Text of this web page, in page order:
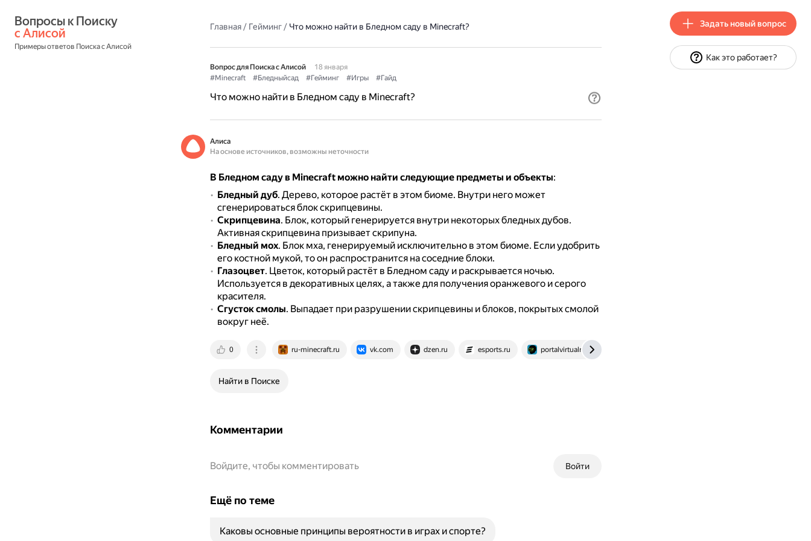
с Алисой
Примеры ответов Поиска с Алисой
Главная/ Гейминг/ Что можно найти в Бледном саду в Minecraft?
Вопрос для Поиска с Алисой
18 января
#Minecraft
#Бледныйсад #Гейминг #Игры #Гайд
Что можно найти в Бледном саду в Minecraft?
Алиса
На основе источников, возможны неточности
В Бледном саду в Minecraft можно найти следующие предметы и объекты:
Бледный дуб. Дерево, которое растёт в этом биоме. Внутри него может
сгенерироваться блок скрипцевины.
Скрипцевина. Блок, который генерируется внутри некоторых бледных дубов.
Активная скрипцевина призывает скрипуна.
Бледный мох. Блок мха, генерируемый исключительно в этом биоме. Если удобрить
его костной мукой, то он распространится на соседние блоки.
Глазоцвет. Цветок, который растёт в Бледном саду и раскрывается ночью.
Используется в декоративных целях, а также для получения оранжевого и серого
красителя.
Сгусток смолы. Выпадает при разрушении скрипцевины и блоков, покрытых смолой
вокруг неё.
0 ru-minecraft.ru vk.com dzen.ru esports.ru portalvirtualreality.ru
Найти в Поиске
Комментарии
Войти
Войдите, чтобы комментировать
Ещё по теме
Каковы основные принципы вероятности в играх и спорте?
Задать новый вопрос
Как это работает?